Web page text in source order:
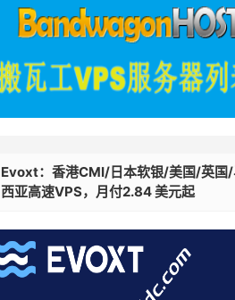
Evoxt：香港CMI/日本软银/美国/英国
西亚高速VPS，月付2.84 美元起